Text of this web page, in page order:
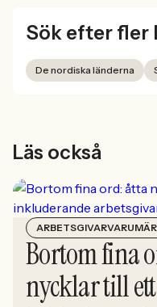
Sök efter fler
De nordiska länderna
Läs också
Bortom fina
nycklar till ett